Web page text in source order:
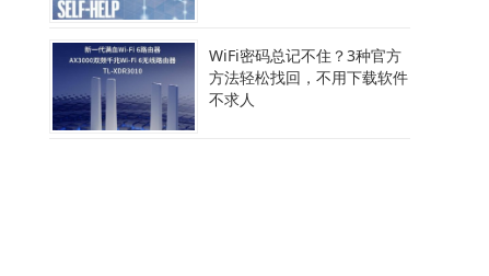
WiFi密码总记不住？3种官方
方法轻松找回，不用下载软件
不求人